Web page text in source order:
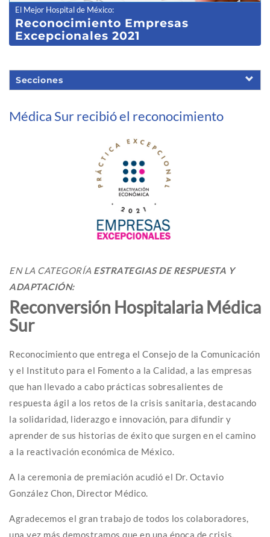
El Mejor Hospital de México:
Reconocimiento Empresas
Excepcionales 2021
Secciones
Médica Sur recibió el reconocimiento
EN LA CATEGORÍA ESTRATEGIAS DE RESPUESTA Y
ADAPTACIÓN:
Reconversión Hospitalaria Médica
Sur
Reconocimiento que entrega el Consejo de la Comunicación
y el Instituto para el Fomento a la Calidad, a las empresas
que han llevado a cabo prácticas sobresalientes de
respuesta ágil a los retos de la crisis sanitaria, destacando
la solidaridad, liderazgo e innovación, para difundir y
aprender de sus historias de éxito que surgen en el camino
a la reactivación económica de México.
A la ceremonia de premiación acudió el Dr. Octavio
González Chon, Director Médico.
Agradecemos el gran trabajo de todos los colaboradores,
una vez más demostramos que en una época de crisis,